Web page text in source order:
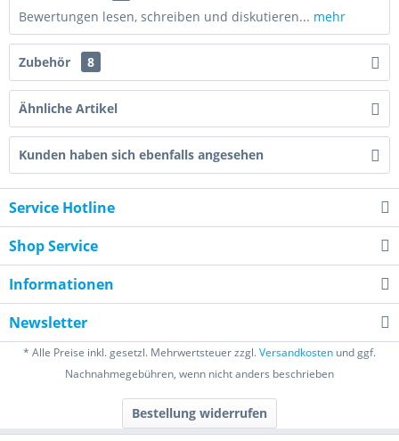
Bewertungen lesen, schreiben und diskutieren... mehr
Zubehör 8
Ähnliche Artikel
Kunden haben sich ebenfalls angesehen
Service Hotline
Shop Service
Informationen
Newsletter
* Alle Preise inkl. gesetzl. Mehrwertsteuer zzgl.Versandkosten und ggf.
Nachnahmegebühren, wenn nicht anders beschrieben
Bestellung widerrufen